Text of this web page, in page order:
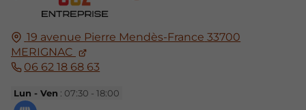
19 avenue Pierre Mendès-France 33700
MERIGNAC
06 62 18 68 63
Lun - Ven : 07:30 - 18:00